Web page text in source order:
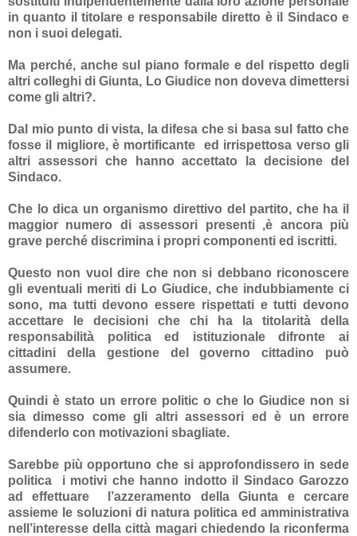
in quanto il titolare e responsabile diretto è il Sindaco e
non i suoi delegati.
Ma perché, anche sul piano formale e del rispetto degli
altri colleghi di Giunta, Lo Giudice non doveva dimettersi
come gli altri?.
Dal mio punto di vista, la difesa che si basa sul fatto che
fosse il migliore, è mortificante
ed irrispettosa verso gli
altri assessori che hanno accettato la decisione del
Sindaco.
Che lo dica un organismo direttivo del partito, che ha il
maggior numero di assessori presenti ,è ancora più
grave perché discrimina i propri componenti ed iscritti.
Questo non vuol dire che non si debbano riconoscere
gli eventuali meriti di Lo Giudice, che indubbiamente ci
sono, ma tutti devono essere rispettati e tutti devono
accettare le decisioni che chi ha la titolarità della
responsabilità politica ed istituzionale difronte ai
cittadini della gestione del governo cittadino può
assumere.
Quindi è stato un errore politic o che lo Giudice non si
sia dimesso come gli altri assessori ed è un errore
difenderlo con motivazioni sbagliate.
Sarebbe più opportuno che si approfondissero in sede
politica
i motivi che hanno indotto il Sindaco Garozzo
ad effettuare
l’azzeramento della Giunta e cercare
assieme le soluzioni di natura politica ed amministrativa
nell’interesse della città magari chiedendo la riconferma